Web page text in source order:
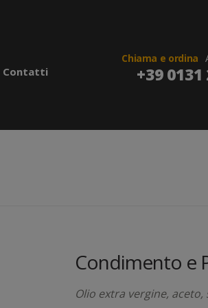
Contatti
Chiama e ordina
+39 0131
Condimento e
Olio extra vergine, aceto,